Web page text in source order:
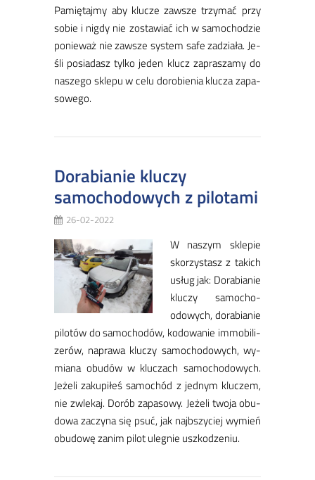
Pa­mię­taj­my aby klu­cze za­wsze trzy­mać przy
so­bie i ni­gdy nie zo­sta­wiać ich w sa­mo­cho­dzie
po­nie­waż nie za­wsze sys­tem sa­fe za­dzia­ła. Je­
śli po­sia­dasz tyl­ko je­den klucz za­pra­sza­my do
na­sze­go skle­pu w ce­lu do­ro­bie­nia klu­cza za­pa­
so­we­go.
Dorabianie kluczy
samochodowych z pilotami
26-02-2022
W na­szym skle­pie
sko­rzy­stasz z ta­kich
usług jak: Do­ra­bia­nie
klu­czy sa­mo­cho­
odo­wych, do­ra­bia­nie
pi­lo­tów do sa­mo­cho­dów, ko­do­wa­nie im­mo­bi­li­
ze­rów, na­pra­wa klu­czy sa­mo­cho­do­wych, wy­
mia­na obu­dów w klu­czach sa­mo­cho­do­wych.
Je­że­li za­ku­pi­łeś sa­mo­chód z jed­nym klu­czem,
nie zwle­kaj. Do­rób za­pa­so­wy. Je­że­li two­ja obu­
do­wa za­czy­na się psuć, jak naj­bszy­ciej wy­mień
obu­do­wę za­nim pi­lot ule­gnie uszko­dze­niu.